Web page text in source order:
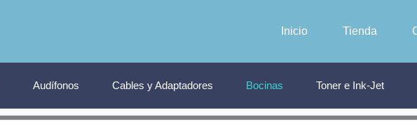
Inicio Tienda
Audífonos Cables y Adaptadores Bocinas Toner e Ink-Jet